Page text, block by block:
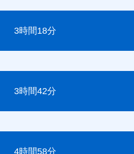
3時間18分
3時間42分
4時間58分